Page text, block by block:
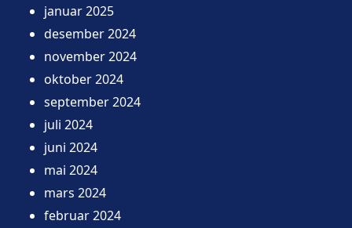
januar 2025
desember 2024
november 2024
oktober 2024
september 2024
juli 2024
juni 2024
mai 2024
mars 2024
februar 2024